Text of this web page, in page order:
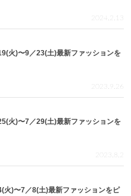
2024.2.13
火)〜9／23(土)最新ファッションを
2023.9.26
火)〜7／29(土)最新ファッションを
2023.8.2
火)〜7／8(土)最新ファッションをピ